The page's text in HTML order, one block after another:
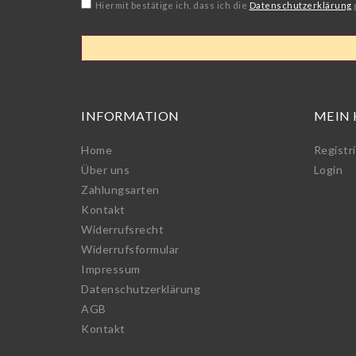
Hiermit bestätige ich, dass ich die Daten­schutz­erklärung
INFORMATION
Home
Über uns
Zahlungsarten
Kontakt
Widerrufs­recht
Widerrufs­formular
Impressum
Daten­schutz­erklärung
AGB
Kontakt
MEIN
Login